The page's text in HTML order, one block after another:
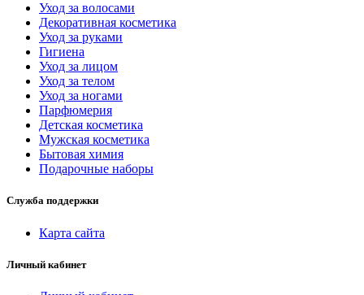
Уход за волосами
Декоративная косметика
Уход за руками
Гигиена
Уход за лицом
Уход за телом
Уход за ногами
Парфюмерия
Детская косметика
Мужская косметика
Бытовая химия
Подарочные наборы
Служба поддержки
Карта сайта
Личный кабинет